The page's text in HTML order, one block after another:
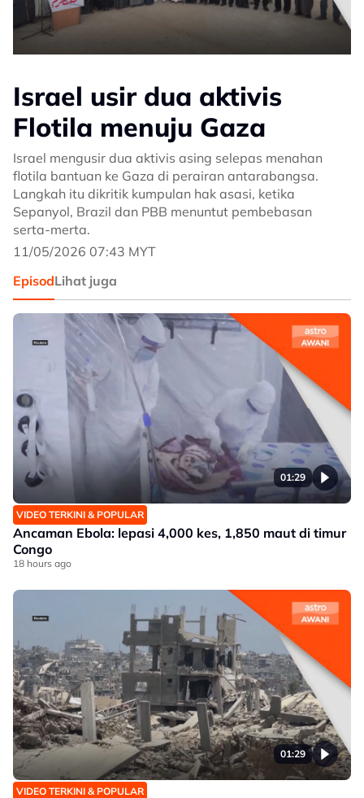
Israel usir dua aktivis
Flotila menuju Gaza
Israel mengusir dua aktivis asing selepas menahan
flotila bantuan ke Gaza di perairan antarabangsa.
Langkah itu dikritik kumpulan hak asasi, ketika
Sepanyol, Brazil dan PBB menuntut pembebasan
serta-merta.
11/05/2026 07:43 MYT
EpisodLihat juga
01:29
VIDEO TERKINI & POPULAR
Ancaman Ebola: lepasi 4,000 kes, 1,850 maut di timur
Congo
18 hours ago
01:29
VIDEO TERKINI & POPULAR